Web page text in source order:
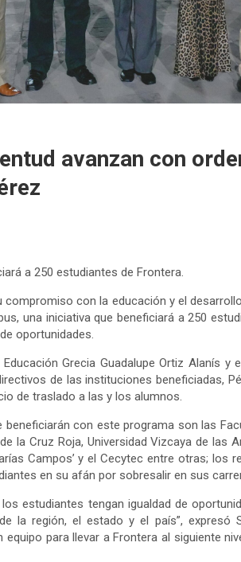
avanzan con
a 250 estudiantes de Frontera.
compromiso con la educación y el
una iniciativa que beneficiará a 250
oportunidades.
Grecia Guadalupe Ortiz Alanís y
de las instituciones beneficiadas,
de traslado a las y los alumnos.
con este programa son las
la Cruz Roja, Universidad Vizcaya de las
Campos’ y el Cecytec entre otras; los
en su afán por sobresalir en sus
estudiantes tengan igualdad de
la región, el estado y el país”, expresó
para llevar a Frontera al siguiente